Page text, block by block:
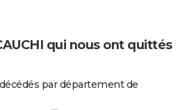
qui nous ont quittés
par département de